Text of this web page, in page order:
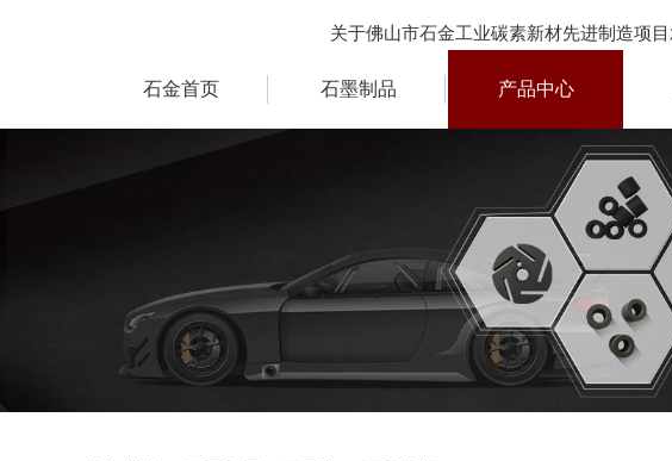
关于佛山市石金工业碳素新材先进制造项
石金首页 石墨制品 产品中心